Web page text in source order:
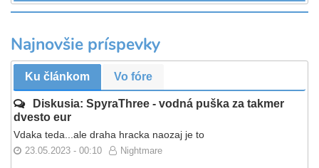
Najnovšie príspevky
Ku článkom Vo fóre
Diskusia: SpyraThree - vodná puška za takmer
dvesto eur
Vdaka teda...ale draha hracka naozaj je to
23.05.2023 - 00:10 Nightmare